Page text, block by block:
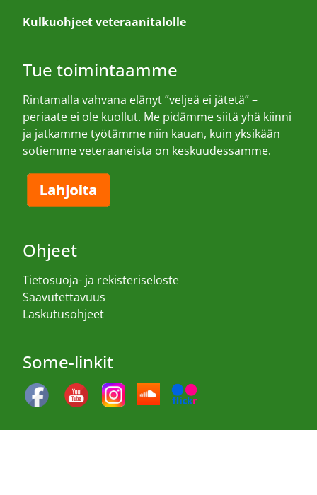
Kulkuohjeet veteraanitalolle
Tue toimintaamme
Rintamalla vahvana elänyt ”veljeä ei jätetä” –
periaate ei ole kuollut. Me pidämme siitä yhä kiinni
ja jatkamme työtämme niin kauan, kuin yksikään
sotiemme veteraaneista on keskuudessamme.
Ohjeet
Tietosuoja- ja rekisteriseloste
Saavutettavuus
Laskutusohjeet
Some-linkit